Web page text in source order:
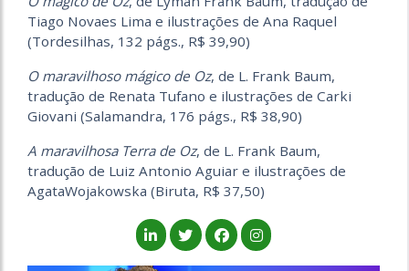
Tiago Novaes Lima e ilustrações de Ana Raquel
(Tordesilhas, 132 págs., R$ 39,90)
O maravilhoso mágico de Oz, de L. Frank Baum,
tradução de Renata Tufano e ilustrações de Carki
Giovani (Salamandra, 176 págs., R$ 38,90)
A maravilhosa Terra de Oz, de L. Frank Baum,
tradução de Luiz Antonio Aguiar e ilustrações de
AgataWojakowska (Biruta, R$ 37,50)